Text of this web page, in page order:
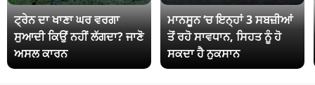
ਟ੍ਰੇਨ ਦਾ ਖਾਣਾ ਘਰ ਵਰਗਾ
ਸੁਆਦੀ ਕਿਉਂ ਨਹੀਂ ਲੱਗਦਾ? ਜਾਣੋ
ਅਸਲ ਕਾਰਨ
ਮਾਨਸੂਨ ‘ਚ ਇਨ੍ਹਾਂ 3 ਸਬਜ਼ੀਆਂ
ਤੋਂ ਰਹੋ ਸਾਵਧਾਨ, ਸਿਹਤ ਨੂੰ ਹੋ
ਸਕਦਾ ਹੈ ਨੁਕਸਾਨ